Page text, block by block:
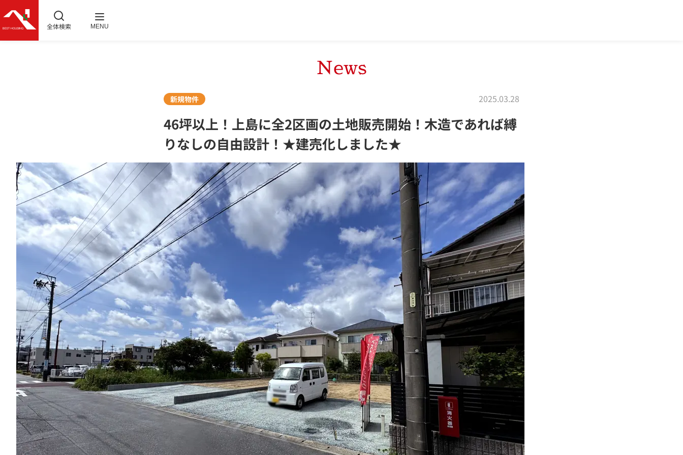
全体検索 MENU
News
新規物件 2025.03.28
46坪以上！上島に全2区画の土地販売開始！木造であれば縛
りなしの自由設計！★建売化しました★